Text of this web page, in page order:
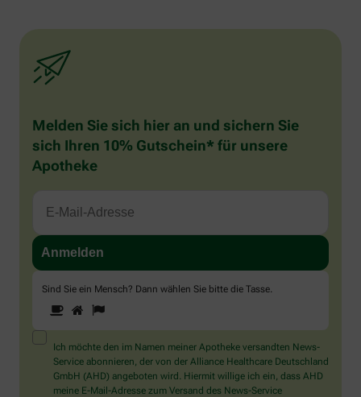
Melden Sie sich hier an und sichern Sie
sich Ihren 10% Gutschein* für unsere
Apotheke
Sind Sie ein Mensch? Dann wählen Sie bitte die Tasse.
Sind
Sie
ein
Mensch?
Dann
wählen
Sie
1 2
Ich möchte den im Namen meiner Apotheke versandten News-
Service abonnieren, der von der Alliance Healthcare Deutschland
GmbH (AHD) angeboten wird. Hiermit willige ich ein, dass AHD
meine E-Mail-Adresse zum Versand des News-Service